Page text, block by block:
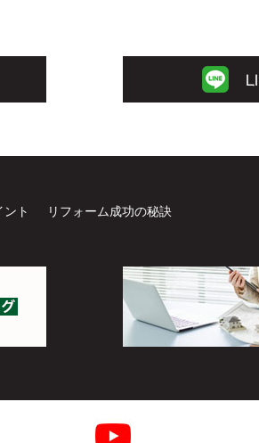
ト リフォーム成功の秘訣